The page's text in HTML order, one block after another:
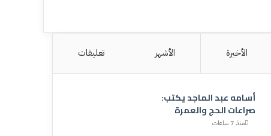
الأخيرة الأشهر تعليقات
أسامه عبد الماجد يكتب:
صراعات الحج والعمرة
منذ 7 ساعات